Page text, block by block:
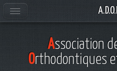
Association
Orthodontiques